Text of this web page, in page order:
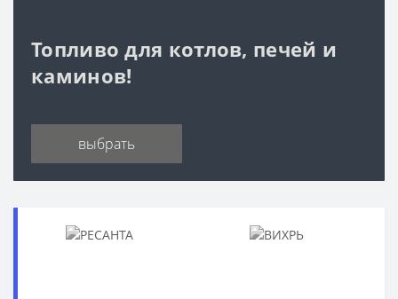
Топливо для котлов, печей и
каминов!
выбрать